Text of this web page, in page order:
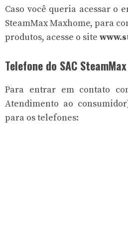
Caso você queria acessar o
SteamMax Maxhome, para
produtos, acesse o site
Telefone do SAC SteamMax
Para entrar em contato
Atendimento ao
para os telefones: